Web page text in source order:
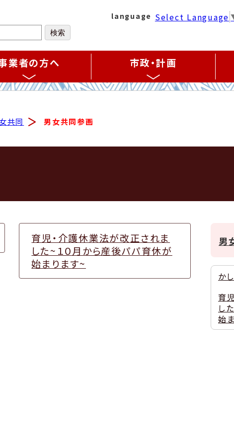
language Select Language
業者の方へ 市政・計画
共同 男女共同参画
育児・介護休業法が改正されま
した~１０月から産後パパ育休が
始まります~
男
か
育
し
始